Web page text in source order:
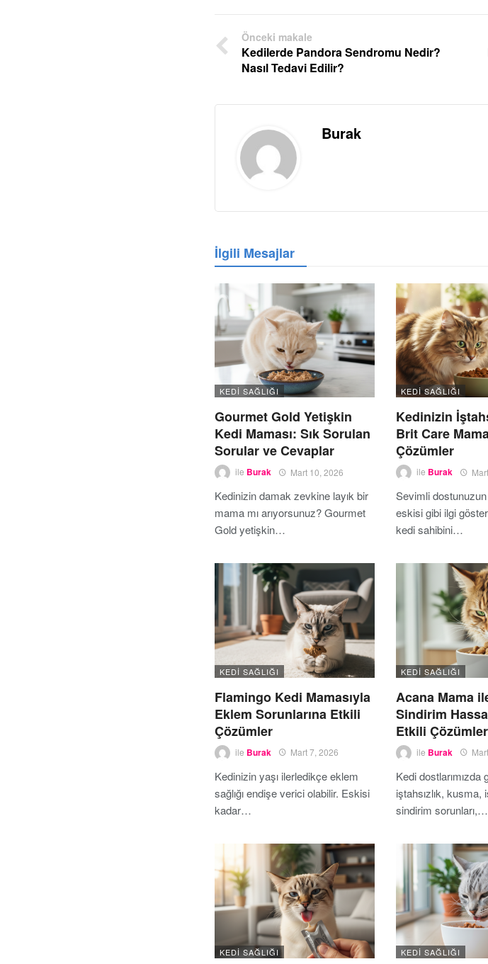
Önceki makale
Kedilerde Pandora Sendromu Nedir?
Nasıl Tedavi Edilir?
Burak
İlgili Mesajlar
KEDI SAĞLIĞI
Gourmet Gold Yetişkin
Kedi Maması: Sık Sorulan
Sorular ve Cevaplar
ile Burak Mart 10, 2026
Kedinizin damak zevkine layık bir
mama mı arıyorsunuz? Gourmet
Gold yetişkin…
KEDI SAĞLIĞI
Kedinizin
Brit Care
Çözümler
ile Burak
Sevimli
eskisi gibi ilgi
kedi sahibini…
KEDI SAĞLIĞI
Flamingo Kedi Mamasıyla
Eklem Sorunlarına Etkili
Çözümler
ile Burak Mart 7, 2026
Kedinizin yaşı ilerledikçe eklem
sağlığı endişe verici olabilir. Eskisi
kadar…
KEDI SAĞLIĞI
Acana Mama
Sindirim
Etkili Çözümler
ile Burak
Kedi dostlarımızda
iştahsızlık, kusma,
sindirim sorunları,…
KEDI SAĞLIĞI KEDI SAĞLIĞI